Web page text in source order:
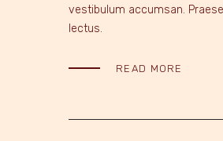
vestibulum accumsan.
lectus.
READ MORE